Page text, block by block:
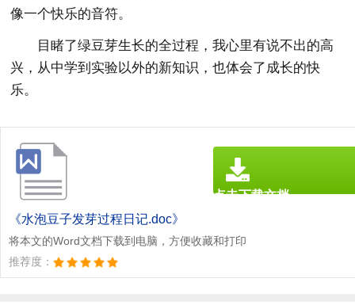
像一个快乐的音符。
目睹了绿豆芽生长的全过程，我心里有说不出的高
兴，从中学到实验以外的新知识，也体会了成长的快
乐。
《水泡豆子发芽过程日记.doc》
将本文的Word文档下载到电脑，方便收藏和打印
推荐度：
点击下载文档